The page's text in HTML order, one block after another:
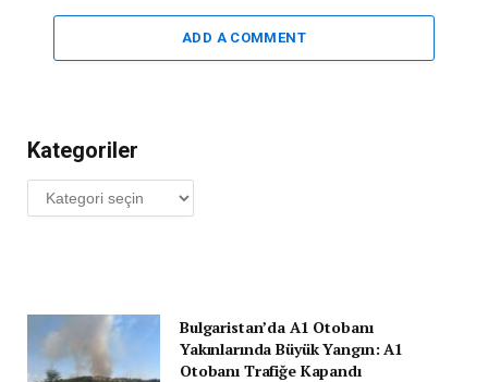
ADD A COMMENT
Kategoriler
Kategoriler
Bulgaristan’da A1 Otobanı
Yakınlarında Büyük Yangın: A1
Otobanı Trafiğe Kapandı